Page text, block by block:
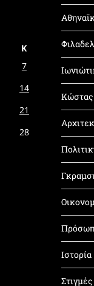
Κ
7
14
21
28
Κώστας
Ιστορία